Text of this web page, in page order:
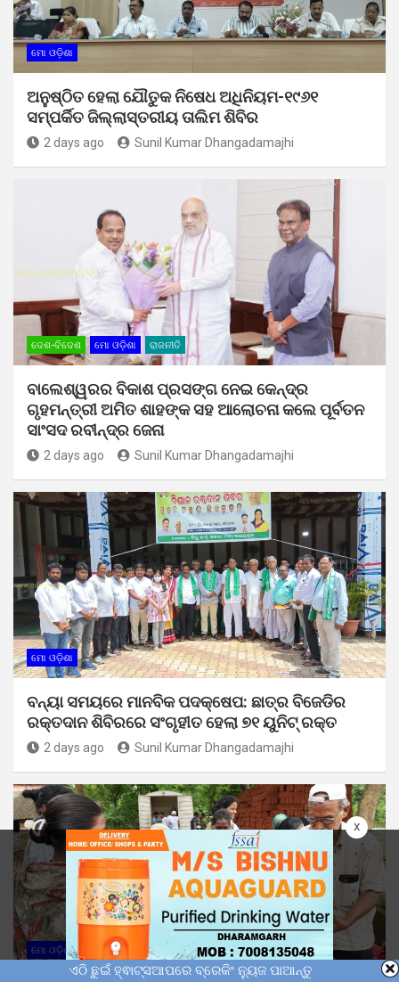
x
ମୋ ଓଡ଼ିଶା
ଅନୁଷ୍ଠିତ ହେଲା ଯୌତୁକ ନିଷେଧ ଅଧିନିୟମ-୧୯୬୧
ସମ୍ପର୍କିତ ଜିଲ୍ଲାସ୍ତରୀୟ ତାଲିମ ଶିବିର
2 days ago Sunil Kumar Dhangadamajhi
ଦେଶ-ବିଦେଶ ମୋ ଓଡ଼ିଶା ରାଜନୀତି
ବାଲେଶ୍ୱରର ବିକାଶ ପ୍ରସଙ୍ଗ ନେଇ କେନ୍ଦ୍ର
ଗୃହମନ୍ତ୍ରୀ ଅମିତ ଶାହଙ୍କ ସହ ଆଲୋଚନା କଲେ ପୂର୍ବତନ
ସାଂସଦ ରବୀନ୍ଦ୍ର ଜେନା
2 days ago Sunil Kumar Dhangadamajhi
ମୋ ଓଡ଼ିଶା
ବନ୍ୟା ସମୟରେ ମାନବିକ ପଦକ୍ଷେପ: ଛାତ୍ର ବିଜେଡିର
ରକ୍ତଦାନ ଶିବିରରେ ସଂଗୃହୀତ ହେଲା ୭୧ ୟୁନିଟ୍ ରକ୍ତ
2 days ago Sunil Kumar Dhangadamajhi
ମୋ ଓଡ଼ିଶା
ଏଠି ଛୁଇଁ ହ୍ଵାଟ୍ସଆପରେ ବ୍ରେକିଂ ନ୍ୟୁଜ ପାଆନ୍ତୁ